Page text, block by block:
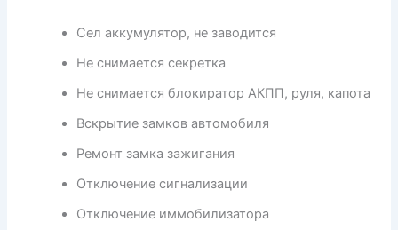
Сел аккумулятор, не заводится
Не снимается секретка
Не снимается блокиратор АКПП, руля, капота
Вскрытие замков автомобиля
Ремонт замка зажигания
Отключение сигнализации
Отключение иммобилизатора